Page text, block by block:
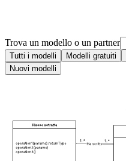
Trova un modello o un partner
Tutti i modelli Modelli gratuiti
Nuovi modelli